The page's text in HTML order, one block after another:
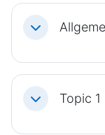
Einklappen
Einklappen
Topic 1